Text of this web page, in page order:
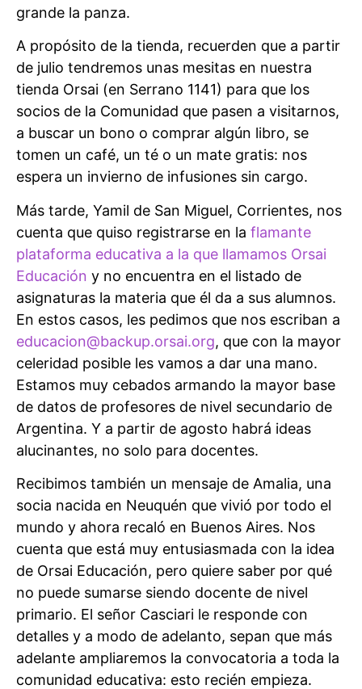
grande la panza.
A propósito de la tienda, recuerden que a partir
de julio tendremos unas mesitas en nuestra
tienda Orsai (en Serrano 1141) para que los
socios de la Comunidad que pasen a visitarnos,
a buscar un bono o comprar algún libro, se
tomen un café, un té o un mate gratis: nos
espera un invierno de infusiones sin cargo.
Más tarde, Yamil de San Miguel, Corrientes, nos
cuenta que quiso registrarse en la flamante
plataforma educativa a la que llamamos Orsai
Educación y no encuentra en el listado de
asignaturas la materia que él da a sus alumnos.
En estos casos, les pedimos que nos escriban a
educacion@backup.orsai.org, que con la mayor
celeridad posible les vamos a dar una mano.
Estamos muy cebados armando la mayor base
de datos de profesores de nivel secundario de
Argentina. Y a partir de agosto habrá ideas
alucinantes, no solo para docentes.
Recibimos también un mensaje de Amalia, una
socia nacida en Neuquén que vivió por todo el
mundo y ahora recaló en Buenos Aires. Nos
cuenta que está muy entusiasmada con la idea
de Orsai Educación, pero quiere saber por qué
no puede sumarse siendo docente de nivel
primario. El señor Casciari le responde con
detalles y a modo de adelanto, sepan que más
adelante ampliaremos la convocatoria a toda la
comunidad educativa: esto recién empieza.